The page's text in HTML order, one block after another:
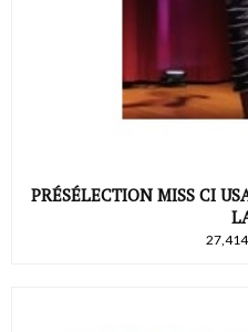
PRÉSÉLECTION MISS CI